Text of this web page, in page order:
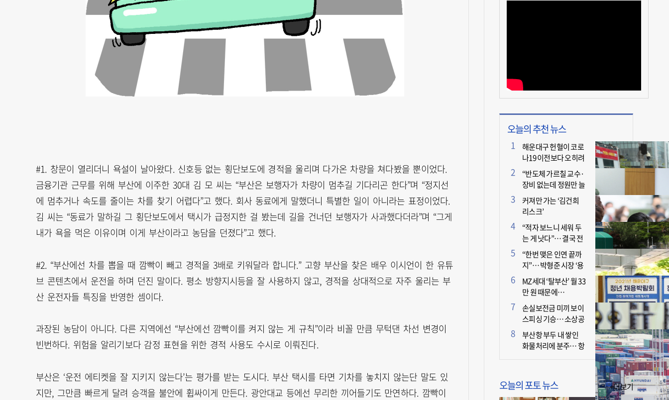
#1. 창문이 열리더니 욕설이 날아왔다. 신호등 없는 횡단보도에 경적을 울리며 다가온 차량을 쳐다봤을 뿐이었다.
금융기관 근무를 위해 부산에 이주한 30대 김 모 씨는 “부산은 보행자가 차량이 멈추길 기다리곤 한다”며 “정지선
에 멈추거나 속도를 줄이는 차를 찾기 어렵다”고 했다. 회사 동료에게 말했더니 특별한 일이 아니라는 표정이었다.
김 씨는 “동료가 말하길 그 횡단보도에서 택시가 급정지한 걸 봤는데 길을 건너던 보행자가 사과했다더라”며 “그게
내가 욕을 먹은 이유이며 이게 부산이라고 농담을 던졌다”고 했다.
#2. “부산에선 차를 뽑을 때 깜빡이 빼고 경적을 3배로 키워달라 합니다.” 고향 부산을 찾은 배우 이시언이 한 유튜
브 콘텐츠에서 운전을 하며 던진 말이다. 평소 방향지시등을 잘 사용하지 않고, 경적을 상대적으로 자주 울리는 부
산 운전자들 특징을 반영한 셈이다.
과장된 농담이 아니다. 다른 지역에선 “부산에선 깜빡이를 켜지 않는 게 규칙”이라 비꼴 만큼 무턱댄 차선 변경이
빈번하다. 위험을 알리기보다 감정 표현을 위한 경적 사용도 수시로 이뤄진다.
부산은 ‘운전 에티켓을 잘 지키지 않는다’는 평가를 받는 도시다. 부산 택시를 타면 기차를 놓치지 않는단 말도 있
지만, 그만큼 빠르게 달려 승객을 불안에 휩싸이게 만든다. 광안대교 등에선 무리한 끼어들기도 만연하다. 깜빡이
오늘의 추천 뉴스
해운대구 헌혈이 코로
나19 이전보다 오히려
더 늘어난 이유는?
“반도체 가르칠 교수·
장비 없는데 정원만 늘
리면 뭐 하나”
커져만 가는 ‘김건희
리스크’
“적자 보느니 세워 두
는 게 낫다”… 결국 전
면 휴업 선언한 택시회
사
“한번 맺은 인연 끝까
지”… 박형준 시장 ‘용
인술’ 주목
MZ세대 ‘탈부산’ 월 33
만 원 때문에…
손실보전금 미끼 보이
스피싱 기승… 소상공
인 두 번 운다
부산항 부두 내 쌓인
화물처리에 분주… 항
오늘의 포토 뉴스 +더보기